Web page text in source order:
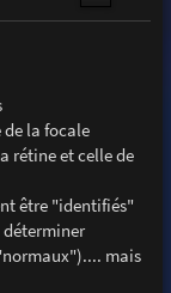
la focale
rétine et celle de
être "identifiés"
déterminer
mais